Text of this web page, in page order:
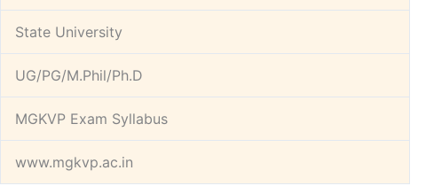
State University
UG/PG/M.Phil/Ph.D
MGKVP Exam Syllabus
www.mgkvp.ac.in